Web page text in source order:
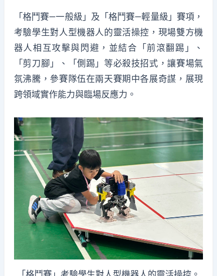
「格鬥賽—一般級」及「格鬥賽—輕量級」賽項，
考驗學生對人型機器人的靈活操控，現場雙方機
器人相互攻擊與閃避，並結合「前滾翻踢」、
「剪刀腳」、「側踢」等必殺技招式，讓賽場氣
氛沸騰，參賽隊伍在兩天賽期中各展奇謀，展現
跨領域實作能力與臨場反應力。